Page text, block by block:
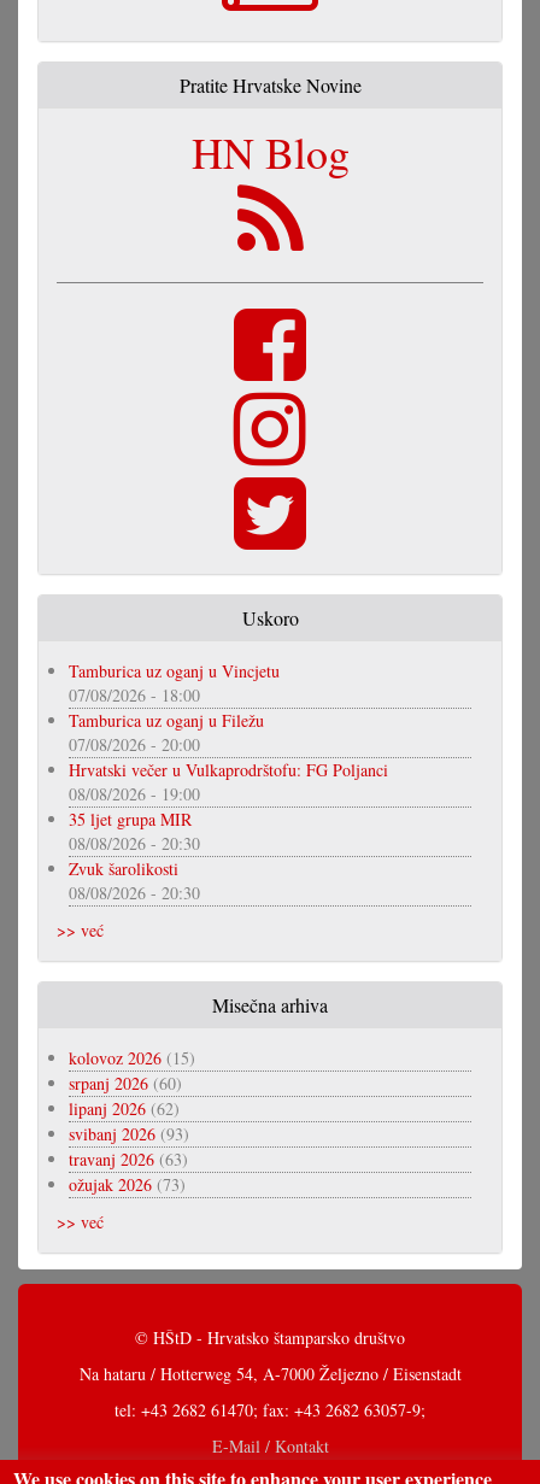
Pratite Hrvatske Novine
HN Blog
Uskoro
Tamburica uz oganj u Vincjetu
07/08/2026 - 18:00
Tamburica uz oganj u Filežu
07/08/2026 - 20:00
Hrvatski večer u Vulkaprodrštofu: FG Poljanci
08/08/2026 - 19:00
35 ljet grupa MIR
08/08/2026 - 20:30
Zvuk šarolikosti
08/08/2026 - 20:30
>> već
Misečna arhiva
kolovoz 2026 (15)
srpanj 2026 (60)
lipanj 2026 (62)
svibanj 2026 (93)
travanj 2026 (63)
ožujak 2026 (73)
>> već
© HŠtD - Hrvatsko štamparsko društvo
Na hataru / Hotterweg 54, A-7000 Željezno / Eisenstadt
tel: +43 2682 61470; fax: +43 2682 63057-9;
E-Mail / Kontakt